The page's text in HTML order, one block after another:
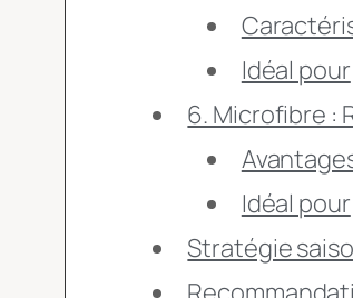
Idéal pour
6. Microfibre :
Idéal pour
Stratégie